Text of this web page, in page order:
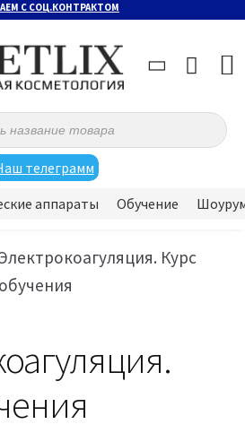
С СОЦ.КОНТРАКТОМ
телеграмм
аппараты Обучение
Курс
обучения